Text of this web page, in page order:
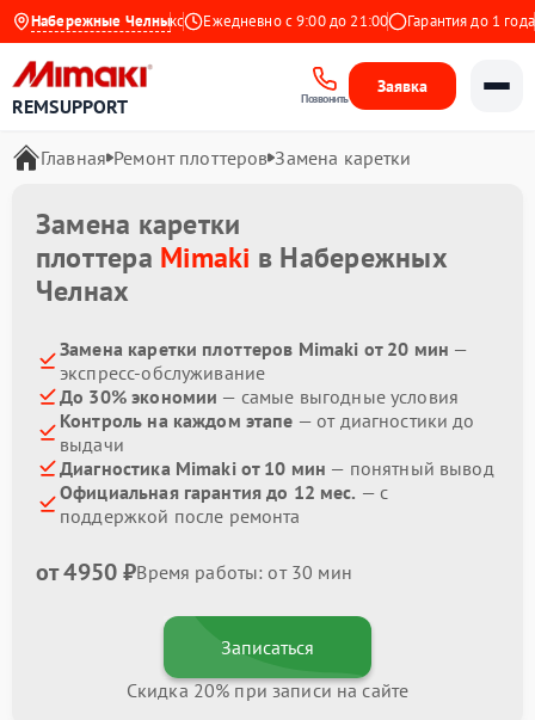
Набережные Челны
4.9 на Яндекс Ежедневно с 9:00 до 21:00 Гарантия до 1 года
REMSUPPORT Позвонить
Заявка
Главная Ремонт плоттеров Замена каретки
Замена каретки
плоттера Mimaki в Набережных
Челнах
Замена каретки плоттеров Mimaki от 20 мин —
экспресс-обслуживание
До 30% экономии — самые выгодные условия
Контроль на каждом этапе — от диагностики до
выдачи
Диагностика Mimaki от 10 мин — понятный вывод
Официальная гарантия до 12 мес. — с
поддержкой после ремонта
от 4950 ₽Время работы: от 30 мин
Записаться
Скидка 20% при записи на сайте